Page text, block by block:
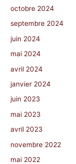
octobre 2024
septembre 2024
juin 2024
mai 2024
avril 2024
janvier 2024
juin 2023
mai 2023
avril 2023
novembre 2022
mai 2022